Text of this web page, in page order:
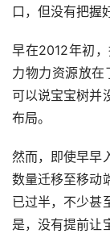
口，但没有把握
早在2012年初
力物力资源放在
可以说宝宝树并
布局。
然而，即使早早
数量迁移至移动
已过半，不少甚
是，没有提前让